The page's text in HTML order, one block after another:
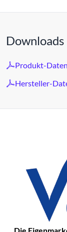
Downloads
Produkt-
Hersteller-
Die